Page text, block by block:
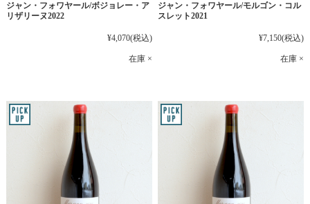
ジャン・フォワヤール/ボジョレー・ア
リザリーヌ2022
¥4,070(税込)
在庫 ×
ジャン・フォワヤール/モルゴン・コル
スレット2021
¥7,150(税込)
在庫 ×